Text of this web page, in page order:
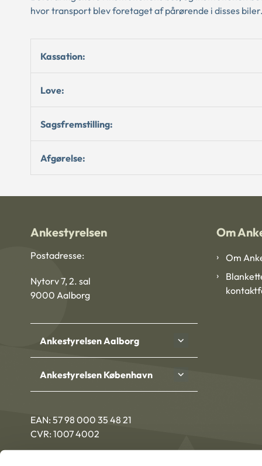
hvor transport blev foretaget af pårørende i disses biler.
Kassation:
Love:
Sagsfremstilling:
Afgørelse:
Ankestyrelsen
Postadresse:
Nytorv 7, 2. sal
9000 Aalborg
Ankestyrelsen Aalborg
Ankestyrelsen København
EAN: 57 98 000 35 48 21
CVR: 1007 4002
Om
Om